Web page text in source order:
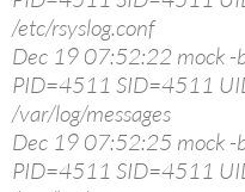
/etc/rsyslog.conf
Dec 19 07:52:22 mock -
PID=4511 SID=4511
/var/log/messages
Dec 19 07:52:25 mock -
PID=4511 SID=4511